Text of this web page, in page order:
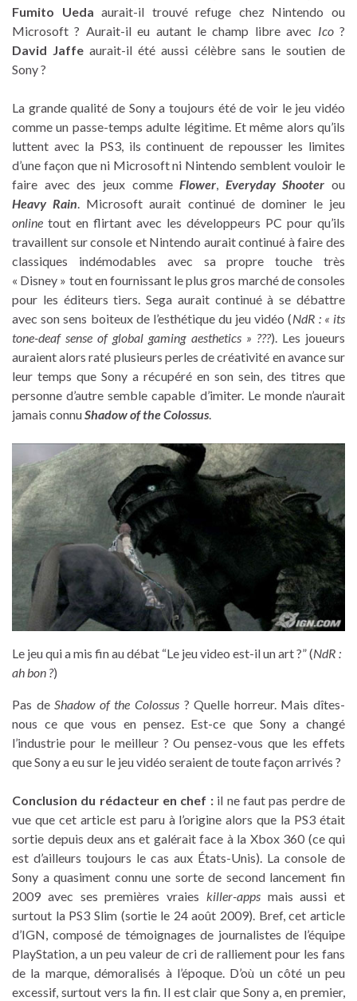
Fumito Ueda aurait-il trouvé refuge chez Nintendo ou
Microsoft ? Aurait-il eu autant le champ libre avec Ico?
David Jaffe aurait-il été aussi célèbre sans le soutien de
Sony ?
La grande qualité de Sony a toujours été de voir le jeu vidéo
comme un passe-temps adulte légitime. Et même alors qu’ils
luttent avec la PS3, ils continuent de repousser les limites
d’une façon que ni Microsoft ni Nintendo semblent vouloir le
faire avec des jeux commeFlower, Everyday Shooter ou
Heavy Rain. Microsoft aurait continué de dominer le jeu
online tout en flirtant avec les développeurs PC pour qu’ils
travaillent sur console et Nintendo aurait continué à faire des
classiques indémodables avec sa propre touche très
« Disney » tout en fournissant le plus gros marché de consoles
pour les éditeurs tiers. Sega aurait continué à se débattre
avec son sens boiteux de l’esthétique du jeu vidéo (NdR : « its
tone-deaf sense of global gaming aesthetics » ???). Les joueurs
auraient alors raté plusieurs perles de créativité en avance sur
leur temps que Sony a récupéré en son sein, des titres que
personne d’autre semble capable d’imiter. Le monde n’aurait
jamais connuShadow of the Colossus.
Le jeu qui a mis fin au débat “Le jeu video est-il un art ?” (NdR :
ah bon ?)
Pas deShadow of the Colossus ? Quelle horreur. Mais dîtes-
nous ce que vous en pensez. Est-ce que Sony a changé
l’industrie pour le meilleur ? Ou pensez-vous que les effets
que Sony a eu sur le jeu vidéo seraient de toute façon arrivés ?
Conclusion du rédacteur en chef : il ne faut pas perdre de
vue que cet article est paru à l’origine alors que la PS3 était
sortie depuis deux ans et galérait face à la Xbox 360 (ce qui
est d’ailleurs toujours le cas aux États-Unis). La console de
Sony a quasiment connu une sorte de second lancement fin
2009 avec ses premières vraies killer-appsmais aussi et
surtout la PS3 Slim (sortie le 24 août 2009). Bref, cet article
d’IGN, composé de témoignages de journalistes de l’équipe
PlayStation, a un peu valeur de cri de ralliement pour les fans
de la marque, démoralisés à l’époque. D’où un côté un peu
excessif, surtout vers la fin. Il est clair que Sony a, en premier,